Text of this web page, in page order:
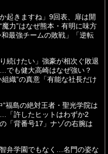
起きますね」9回表、扉は開
力”はなぜ熊本・有明に味方
和最強チームの敗戦」「逆転
続けたい」強豪が相次ぐ敗退
でも健大高崎はなぜ強い？
織”の真意「有能な社長だけ
”福島の絶対王者・聖光学院は
「許したヒットはわずか2
「背番号17」ナゾの右腕は
弁学園でもなく…名門の姿な